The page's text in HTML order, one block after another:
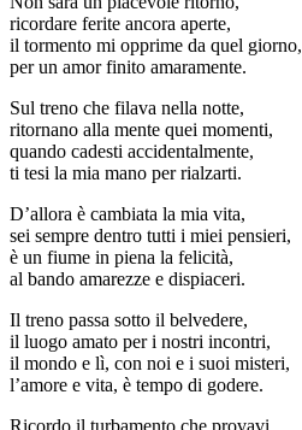
ricordare ferite ancora aperte,
il tormento mi opprime da quel giorno,
per un amor finito amaramente.
Sul treno che filava nella notte,
ritornano alla mente quei momenti,
quando cadesti accidentalmente,
ti tesi la mia mano per rialzarti.
D’allora è cambiata la mia vita,
sei sempre dentro tutti i miei pensieri,
è un fiume in piena la felicità,
al bando amarezze e dispiaceri.
Il treno passa sotto il belvedere,
il luogo amato per i nostri incontri,
il mondo e lì, con noi e i suoi misteri,
l’amore e vita, è tempo di godere.